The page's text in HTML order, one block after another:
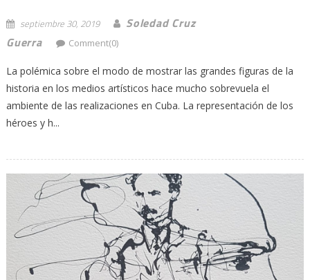
septiembre 30, 2019
Soledad Cruz
Guerra
Comment(0)
La polémica sobre el modo de mostrar las grandes figuras de la
historia en los medios artísticos hace mucho sobrevuela el
ambiente de las realizaciones en Cuba. La representación de los
héroes y h...